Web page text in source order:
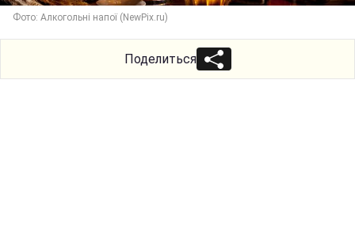
Фото: Алкогольні напої (NewPix.ru)
Поделиться